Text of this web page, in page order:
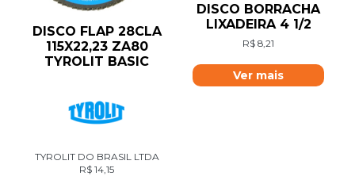
DISCO FLAP 28CLA
115X22,23 ZA80
TYROLIT BASIC
TYROLIT DO BRASIL LTDA
R$ 14,15
DISCO BORRACHA
LIXADEIRA 4 1/2
R$ 8,21
Ver mais